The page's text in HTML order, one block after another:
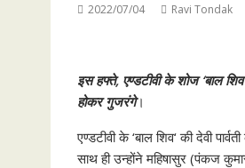
2022/07/04 Ravi Tondak
इस हफ्ते, एण्डटीवी के शोज ‘बाल
होकर गुजरंगे।
एण्डटीवी के ‘बाल शिव‘ की देवी
साथ ही उन्होंने महिषासुर (पंकज